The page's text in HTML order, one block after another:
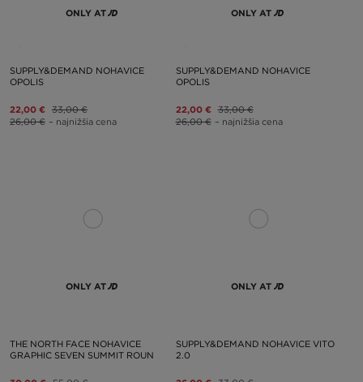
ONLY AT
SUPPLY&DEMAND NOHAVICE
OPOLIS
22,00 € 33,00 €
26,00 € – najnižšia cena
ONLY AT
SUPPLY&DEMAND NOHAVICE
OPOLIS
22,00 € 33,00 €
26,00 € – najnižšia cena
ONLY AT
THE NORTH FACE NOHAVICE
GRAPHIC SEVEN SUMMIT ROUN
ONLY AT
SUPPLY&DEMAND NOHAVICE VITO
2.0